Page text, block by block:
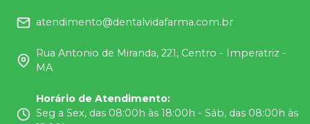
atendimento@dentalvidafarma.com.br
Rua Antonio de Miranda, 221, Centro - Imperatriz -
MA
Horário de Atendimento:
Seg a Sex, das 08:00h às 18:00h - Sáb, das 08:00h às